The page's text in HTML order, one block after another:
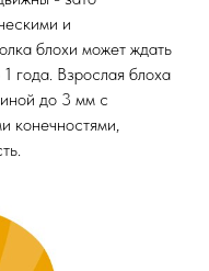
и
блохи может ждать
года. Взрослая блоха
до 3 мм с
конечностями,